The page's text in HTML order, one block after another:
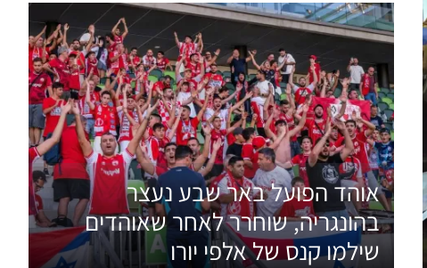
אוהד הפועל באר שבע נעצר
בהונגריה, שוחרר לאחר שאוהדים
שילמו קנס של אלפי יורו